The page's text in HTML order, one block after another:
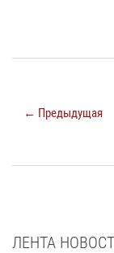
← Предыдущая
ЛЕНТА